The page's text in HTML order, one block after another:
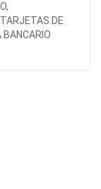
DE
BANCARIO